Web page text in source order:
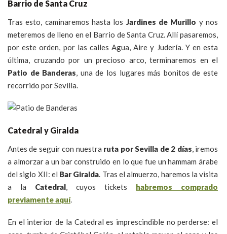
Barrio de Santa Cruz
Tras esto, caminaremos hasta los Jardines de Murillo y nos
meteremos de lleno en el Barrio de Santa Cruz. Allí pasaremos,
por este orden, por las calles Agua, Aire y Judería. Y en esta
última, cruzando por un precioso arco, terminaremos en el
Patio de Banderas, una de los lugares más bonitos de este
recorrido por Sevilla.
Catedral y Giralda
Antes de seguir con nuestra ruta por Sevilla de 2 días, iremos
a almorzar a un bar construido en lo que fue un hammam árabe
del siglo XII: el Bar Giralda. Tras el almuerzo, haremos la visita
a la Catedral, cuyos tickets habremos comprado
previamente aquí.
En el interior de la Catedral es imprescindible no perderse: el